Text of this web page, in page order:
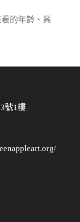
的年齡、興
號1樓